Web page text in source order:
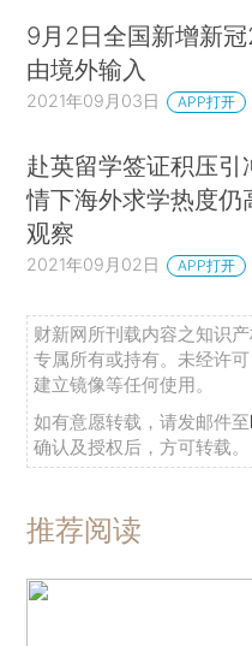
9月2日全国新增新
由境外输入
2021年09月03日 APP打开
赴英留学签证积压引
情下海外求学热度仍
观察
2021年09月02日 APP打开
财新网所刊载内容之知识
专属所有或持有。未经许
建立镜像等任何使用。
如有意愿转载，请发邮件至
确认及授权后，方可转载。
推荐阅读